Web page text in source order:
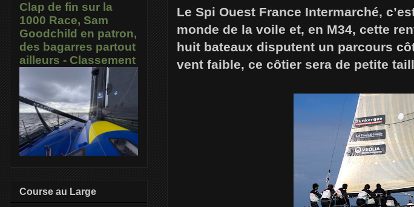
Le Spi Ouest France Intermarché,
monde de la voile et, en M34, cette
huit bateaux disputent un parcours
vent faible, ce côtier sera de petite
Clap de fin sur la
1000 Race, Sam
Goodchild en patron,
des bagarres partout
ailleurs - Classement
Course au Large